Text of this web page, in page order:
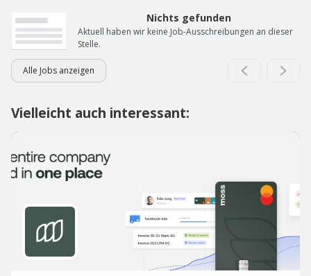
Nichts gefunden
Aktuell haben wir keine Job-Ausschreibungen an dieser
Stelle.
Alle Jobs anzeigen
Vielleicht auch interessant: